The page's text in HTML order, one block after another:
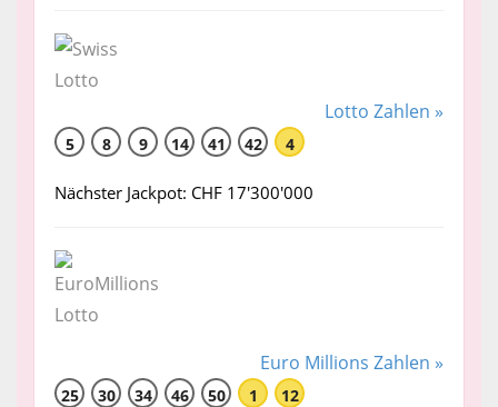
Lotto Zahlen »
5 8 9 14 41 42 4
Nächster Jackpot: CHF 17'300'000
Euro Millions Zahlen »
25 30 34 46 50 1 12